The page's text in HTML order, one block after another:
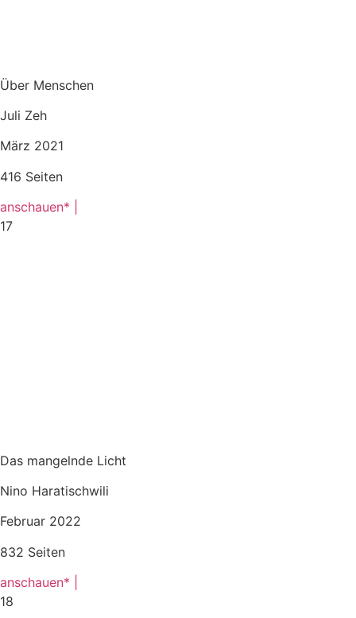
Über Menschen
Juli Zeh
März 2021
416 Seiten
anschauen* |
17
Das mangelnde Licht
Nino Haratischwili
Februar 2022
832 Seiten
anschauen* |
18